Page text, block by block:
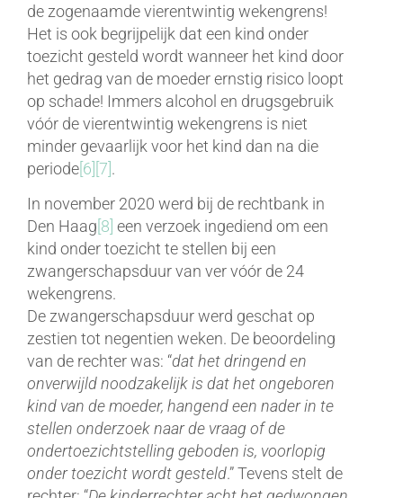
de zogenaamde vierentwintig wekengrens!
Het is ook begrijpelijk dat een kind onder
toezicht gesteld wordt wanneer het kind door
het gedrag van de moeder ernstig risico loopt
op schade! Immers alcohol en drugsgebruik
vóór de vierentwintig wekengrens is niet
minder gevaarlijk voor het kind dan na die
periode[6][7].
In november 2020 werd bij de rechtbank in
Den Haag [8] een verzoek ingediend om een
kind onder toezicht te stellen bij een
zwangerschapsduur van ver vóór de 24
wekengrens.
De zwangerschapsduur werd geschat op
zestien tot negentien weken. De beoordeling
van de rechter was: “dat het dringend en
onverwijld noodzakelijk is dat het ongeboren
kind van de moeder, hangend een nader in te
stellen onderzoek naar de vraag of de
ondertoezichtstelling geboden is, voorlopig
onder toezicht wordt gesteld.” Tevens stelt de